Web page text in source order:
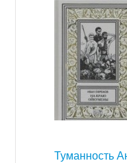
Туманность